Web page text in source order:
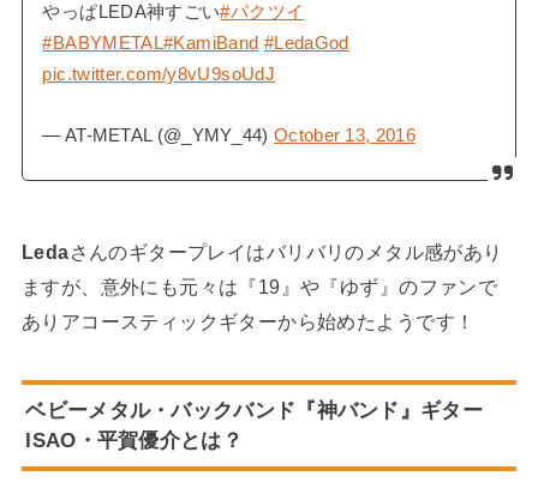
やっぱLEDA神すごい#パクツイ
#BABYMETAL#KamiBand #LedaGod
pic.twitter.com/y8vU9soUdJ
— AT-METAL (@_YMY_44) October 13, 2016
Ledaさんのギタープレイはバリバリのメタル感があり
ますが、意外にも元々は『19』や『ゆず』のファンで
ありアコースティックギターから始めたようです！
ベビーメタル・バックバンド『神バンド』ギター
ISAO ・ 平賀優介とは？